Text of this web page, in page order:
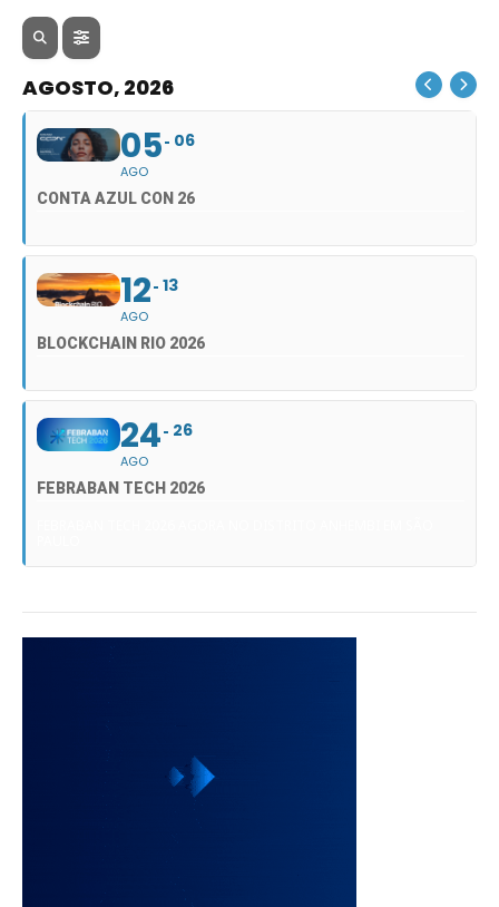
AGOSTO, 2026
05
AGO
06
CONTA AZUL CON 26
12
AGO
13
BLOCKCHAIN RIO 2026
24
AGO
26
FEBRABAN TECH 2026